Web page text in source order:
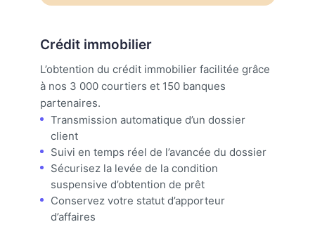
Crédit immobilier
L’obtention du crédit immobilier facilitée grâce
à nos 3 000 courtiers et 150 banques
partenaires.
Transmission automatique d’un dossier
client
Suivi en temps réel de l’avancée du dossier
Sécurisez la levée de la condition
suspensive d’obtention de prêt
Conservez votre statut d’apporteur
d’affaires